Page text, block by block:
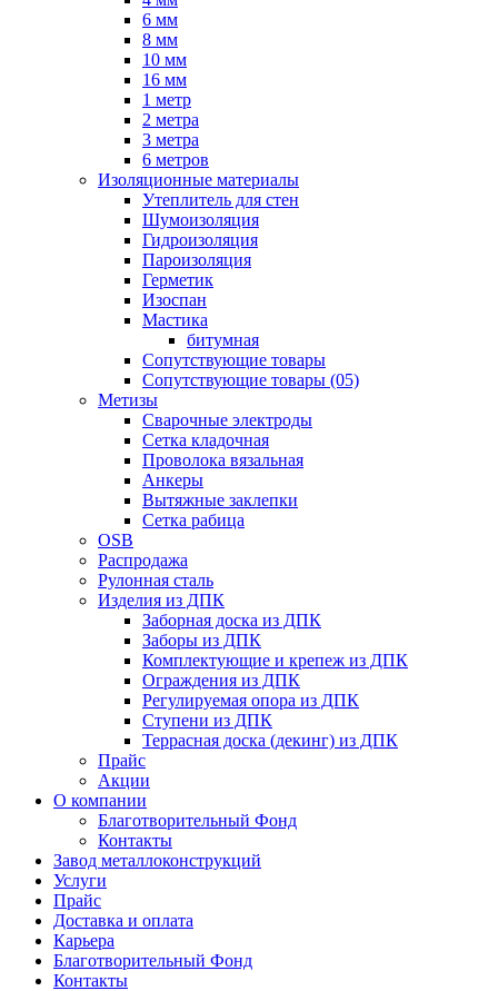
6 мм
8 мм
10 мм
16 мм
1 метр
2 метра
3 метра
6 метров
Изоляционные материалы
Утеплитель для стен
Шумоизоляция
Гидроизоляция
Пароизоляция
Герметик
Изоспан
Мастика
битумная
Сопутствующие товары
Сопутствующие товары (05)
Метизы
Сварочные электроды
Сетка кладочная
Проволока вязальная
Анкеры
Вытяжные заклепки
Сетка рабица
OSB
Распродажа
Рулонная сталь
Изделия из ДПК
Заборная доска из ДПК
Заборы из ДПК
Комплектующие и крепеж из ДПК
Ограждения из ДПК
Регулируемая опора из ДПК
Ступени из ДПК
Террасная доска (декинг) из ДПК
Прайс
Акции
О компании
Благотворительный Фонд
Контакты
Завод металлоконструкций
Услуги
Прайс
Доставка и оплата
Карьера
Благотворительный Фонд
Контакты